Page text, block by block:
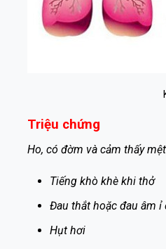
Triệu chứng
Ho, có đờm và cảm thấy
Tiếng khò khè khi thở
Đau thắt hoặc đau âm ỉ
Hụt hơi